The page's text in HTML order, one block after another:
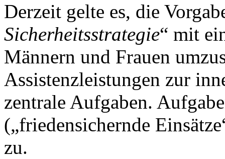
Derzeit gelte es, die
Sicherheitsstrategie“ mit
Männern und Frauen
Assistenzleistungen zur
zentrale Aufgaben.
(„friedensichernde
zu.